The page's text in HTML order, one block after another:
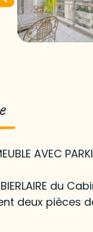
AVEC
du
deux pièces